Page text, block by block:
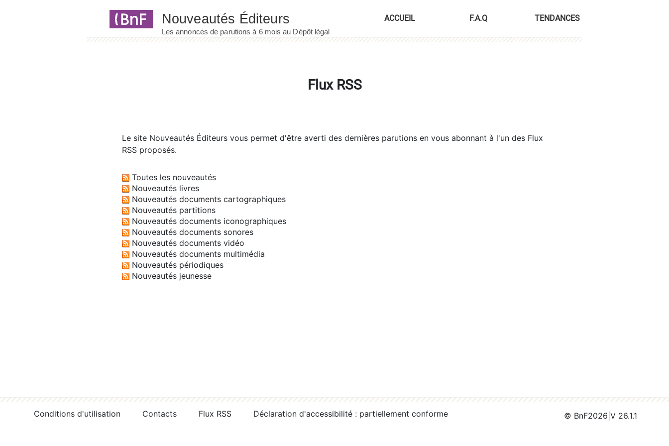
ACCUEIL F.A.Q TENDANCES
Flux RSS
Le site Nouveautés Éditeurs vous permet d'être averti des dernières parutions en vous abonnant à l'un des Flux
RSS proposés.
Toutes les nouveautés
Nouveautés livres
Nouveautés documents cartographiques
Nouveautés partitions
Nouveautés documents iconographiques
Nouveautés documents sonores
Nouveautés documents vidéo
Nouveautés documents multimédia
Nouveautés périodiques
Nouveautés jeunesse
Conditions d'utilisation Contacts Flux RSS Déclaration d'accessibilité : partiellement conforme © BnF2026 V 26.1.1